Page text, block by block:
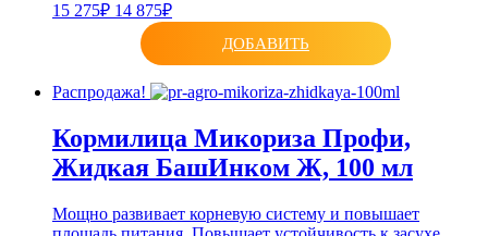
15 275₽ 14 875₽
ДОБАВИТЬ
Распродажа!
Кормилица Микориза Профи,
Жидкая БашИнком Ж, 100 мл
Мощно развивает корневую систему и повышает